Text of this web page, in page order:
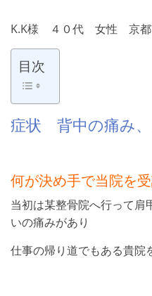
K.K様 ４０代 女性 京都
目次
症状 背中の痛み、
何が決め手で当院を
当初は某整骨院へ行って肩
いの痛みがあり
仕事の帰り道でもある貴院